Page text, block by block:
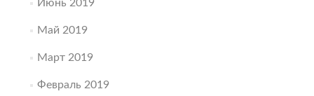
Июнь 2019
Май 2019
Март 2019
Февраль 2019